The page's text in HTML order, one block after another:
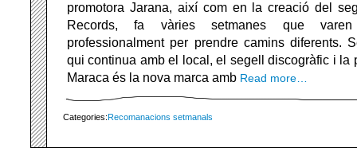
promotora Jarana, així com en la creació del
Records, fa vàries setmanes que varen
professionalment per prendre camins diferents.
qui continua amb el local, el segell discogràfic i la
Maraca és la nova marca amb Read more…
Categories:Recomanacions setmanals